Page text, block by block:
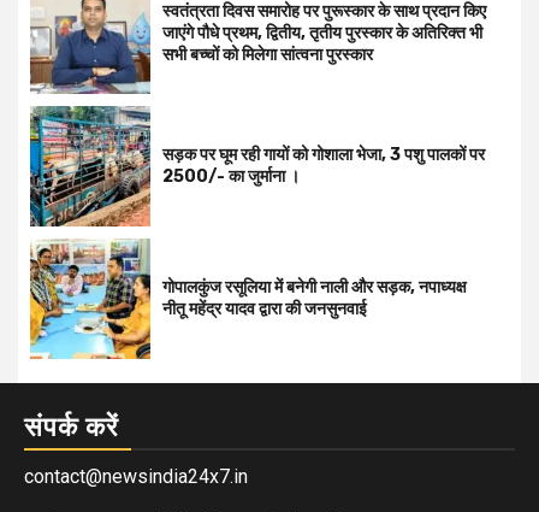
स्वतंत्रता दिवस समारोह पर पुरूस्‍कार के साथ प्रदान किए
जाएंगे पौधे प्रथम, द्वितीय, तृतीय पुरस्कार के अतिरिक्त भी
सभी बच्चों को मिलेगा सांत्वना पुरस्कार
सड़क पर घूम रही गायों को गोशाला भेजा, 3 पशु पालकों पर
2500/- का जुर्माना ।
गोपालकुंज रसूलिया में बनेगी नाली और सड़क, नपाध्यक्ष
नीतू महेंद्र यादव द्वारा की जनसुनवाई
संपर्क करें
contact@newsindia24x7.in